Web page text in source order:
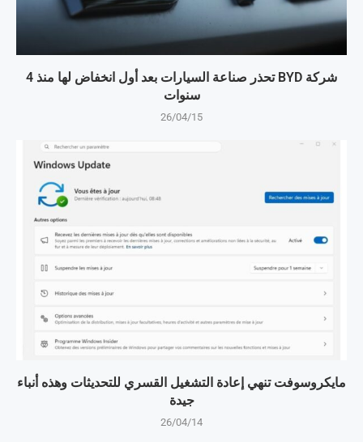
شركة BYD تحذر صناعة السيارات بعد أول انخفاض لها منذ 4
سنوات
26/04/15
مايكروسوفت تنهي إعادة التشغيل القسري للتحديثات وهذه أنباء
جيدة
26/04/14